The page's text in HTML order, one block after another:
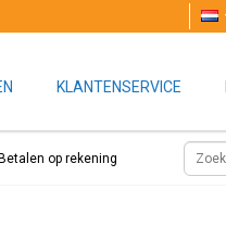
KLANTENSERVICE
Betalen op rekening